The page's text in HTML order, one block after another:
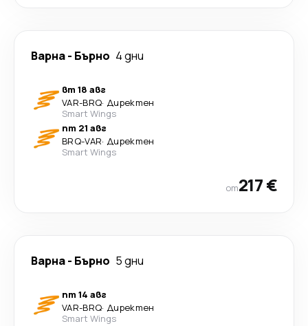
Варна- Бърно 4 дни
вт 18 авг
VAR-BRQ· Директен
Smart Wings
пт 21 авг
BRQ-VAR· Директен
Smart Wings
от217 €
Варна- Бърно 5 дни
пт 14 авг
VAR-BRQ· Директен
Smart Wings